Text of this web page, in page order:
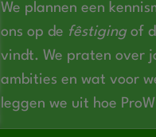
We plannen een
ons op de fêstiging of
vindt. We praten over
ambities en wat voor
leggen we uit hoe